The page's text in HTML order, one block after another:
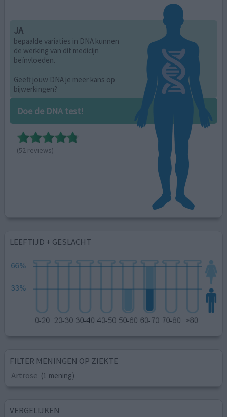
JA
bepaalde variaties in DNA kunnen
de werking van dit medicijn
beïnvloeden.
Geeft jouw DNA je meer kans op
bijwerkingen?
Doe de DNA test!
(52 reviews)
LEEFTIJD + GESLACHT
FILTER MENINGEN OP ZIEKTE
Artrose (1 mening)
VERGELIJKEN